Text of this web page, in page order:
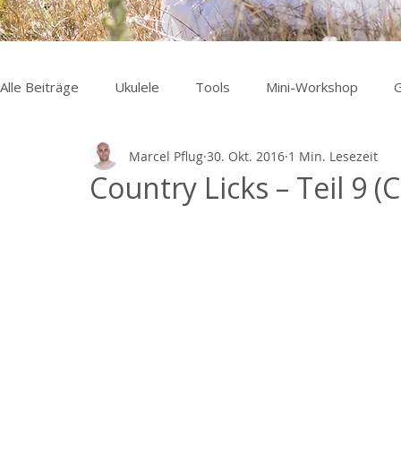
Alle Beiträge Ukulele Tools Mini-Workshop
Country Licks – Teil 9
Marcel Pflug 30. Okt. 2016 1 Min. Lesezeit